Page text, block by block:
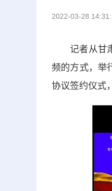
2022-03-28
记者从甘肃
频的方式，举
协议签约仪式